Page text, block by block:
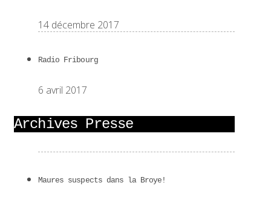
14 décembre 2017
Radio Fribourg
6 avril 2017
Archives Presse
Maures suspects dans la Broye!